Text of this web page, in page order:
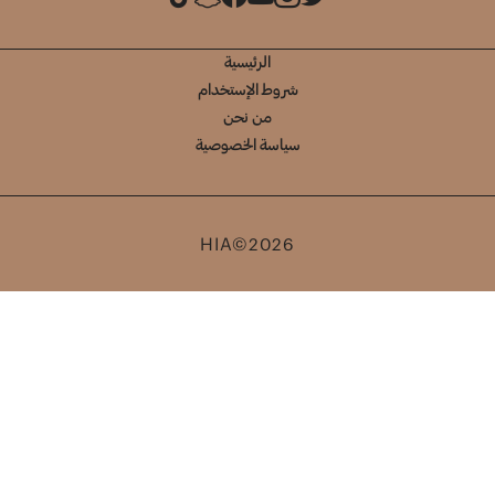
الرئيسية
شروط الإستخدام
من نحن
سياسة الخصوصية
HIA©2026